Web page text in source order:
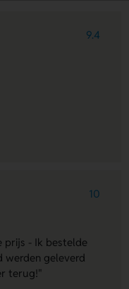
9.4
10
prijs - Ik bestelde
werden geleverd
terug!"